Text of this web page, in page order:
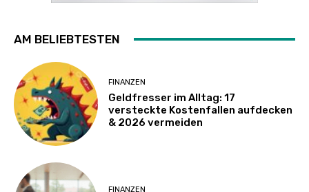
AM BELIEBTESTEN
FINANZEN
Geldfresser im Alltag: 17
versteckte Kostenfallen aufdecken
& 2026 vermeiden
FINANZEN